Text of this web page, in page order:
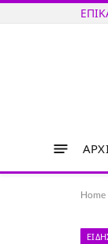
Home